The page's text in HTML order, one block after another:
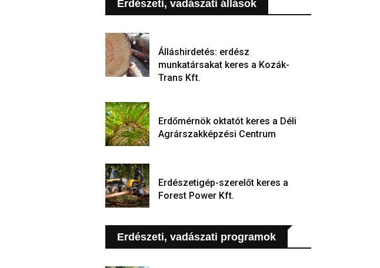
Erdészeti, vadászati állások
Álláshirdetés: erdész
munkatársakat keres a Kozák-
Trans Kft.
Erdőmérnök oktatót keres a Déli
Agrárszakképzési Centrum
Erdészetigép-szerelőt keres a
Forest Power Kft.
Erdészeti, vadászati programok